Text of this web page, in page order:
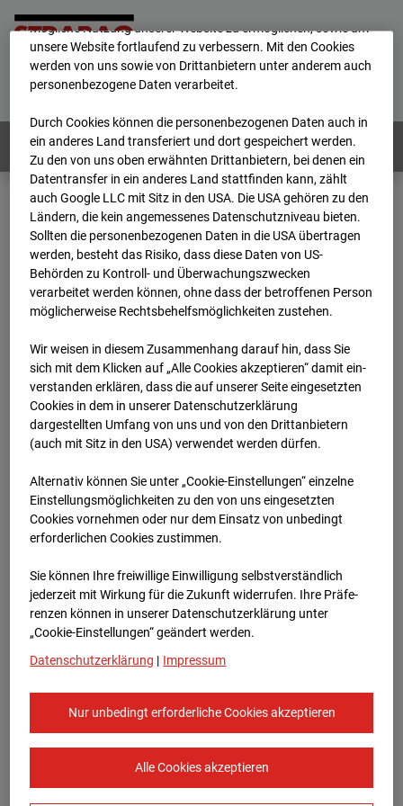
Home E-Mail Impressum
Login
Webcams: Alle Länder
Home
Deutschland
BC-146 - BV-Neubau STRABAG BMTI Werkstatthalle Garching
Archiv
2026 07 08 13:00
BC-146 - BV-Neubau
STRABAG BMTI
Werkstatthalle
Garching
Robert-Bosch-Straße 10, 85378 Garching
Zur Übersicht
Archivdatum:08.07.2026 13:00,
Europe/Berlin
mögliche Nutzung unserer Website zu ermöglichen, sowie um
unsere Website fortlaufend zu verbessern. Mit den Cookies
werden von uns sowie von Drittanbietern unter anderem auch
personenbezogene Daten verarbeitet.
Durch Cookies können die personenbezogenen Daten auch in
ein anderes Land transferiert und dort gespeichert werden.
Zu den von uns oben erwähnten Drittanbietern, bei denen ein
Datentransfer in ein anderes Land stattfinden kann, zählt
auch Google LLC mit Sitz in den USA. Die USA gehören zu den
Ländern, die kein angemessenes Datenschutzniveau bieten.
Sollten die personenbezogenen Daten in die USA übertragen
werden, besteht das Risiko, dass diese Daten von US-
Behörden zu Kontroll- und Überwachungszwecken
verarbeitet werden können, ohne dass der betroffenen Person
möglicherweise Rechtsbehelfsmöglichkeiten zustehen.
Wir weisen in diesem Zusammenhang darauf hin, dass Sie
sich mit dem Klicken auf „Alle Cookies akzeptieren“ damit ein­
ver­standen erklären, dass die auf unserer Seite eingesetzten
Cookies in dem in unserer Datenschutzerklärung
dargestellten Umfang von uns und von den Drittanbietern
(auch mit Sitz in den USA) verwendet werden dürfen.
Alternativ können Sie unter „Cookie-Einstellungen“ einzelne
Einstellungsmöglichkeiten zu den von uns eingesetzten
Cookies vornehmen oder nur dem Einsatz von unbedingt
erforderlichen Cookies zustimmen.
Sie können Ihre freiwillige Einwilligung selbstverständlich
jederzeit mit Wirkung für die Zukunft widerrufen. Ihre Prä­fe­
renzen können in unserer Datenschutzerklärung unter
„Cookie-Einstellungen“ geändert werden.
Datenschutzerklärung | Impressum
Nur unbedingt erforderliche Cookies akzeptieren
Alle Cookies akzeptieren